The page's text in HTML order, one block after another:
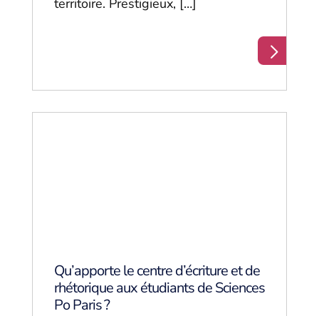
territoire. Prestigieux, […]
Qu’apporte le centre d’écriture et de
rhétorique aux étudiants de Sciences
Po Paris ?